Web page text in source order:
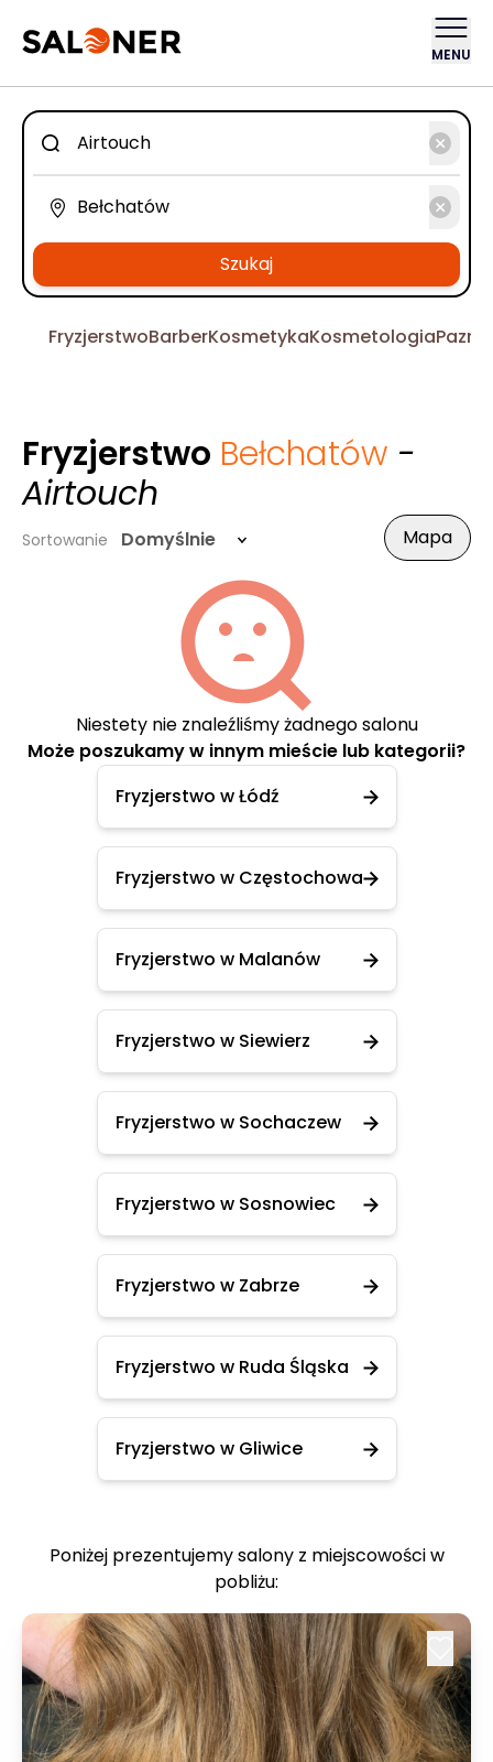
MENU
Szukaj
FryzjerstwoBarberKosmetykaKosmetologia
Fryzjerstwo Bełchatów -
Airtouch
Sortowanie Domyślnie Mapa
Niestety nie znaleźliśmy żadnego salonu
Może poszukamy w innym mieście lub kategorii?
Fryzjerstwo w Łódź
Fryzjerstwo w Częstochowa
Fryzjerstwo w Malanów
Fryzjerstwo w Siewierz
Fryzjerstwo w Sochaczew
Fryzjerstwo w Sosnowiec
Fryzjerstwo w Zabrze
Fryzjerstwo w Ruda Śląska
Fryzjerstwo w Gliwice
Poniżej prezentujemy salony z miejscowości w
pobliżu: